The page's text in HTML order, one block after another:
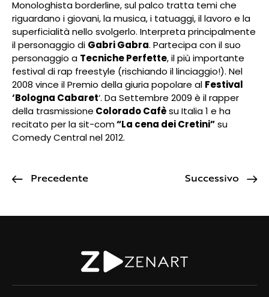
Monologhista borderline, sul palco tratta temi che
riguardano i giovani, la musica, i tatuaggi, il lavoro e la
superficialità nello svolgerlo. Interpreta principalmente
il personaggio di Gabri Gabra. Partecipa con il suo
personaggio a Tecniche Perfette, il più importante
festival di rap freestyle (rischiando il linciaggio!). Nel
2008 vince il Premio della giuria popolare al Festival
‘Bologna Cabaret‘. Da Settembre 2009 è il rapper
della trasmissione Colorado Cafèsu Italia 1 e ha
recitato per la sit-com“La cena dei Cretini”su
Comedy Central nel 2012.
Precedente Successivo